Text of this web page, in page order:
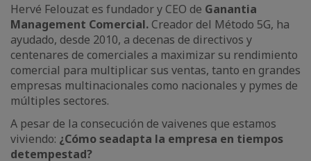
Hervé Felouzat es fundador y CEO de Ganantia
Management Comercial. Creador del Método 5G, ha
ayudado, desde 2010, a decenas de directivos y
centenares de comerciales a maximizar su rendimiento
comercial para multiplicar sus ventas, tanto en grandes
empresas multinacionales como nacionales y pymes de
múltiples sectores.
A pesar de la consecución de vaivenes que estamos
viviendo: ¿Cómo seadapta la empresa en tiempos
detempestad?